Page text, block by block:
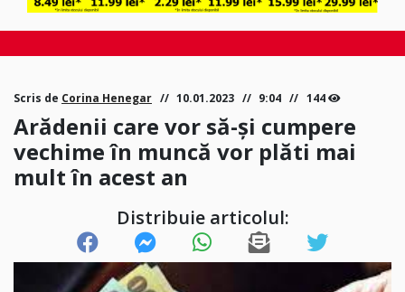
Scris de Corina Henegar 10.01.2023 9:04 144
Arădenii care vor să-și cumpere
vechime în muncă vor plăti mai
mult în acest an
Distribuie articolul: